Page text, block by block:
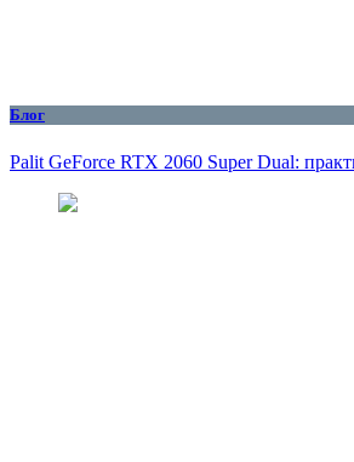
Блог
Palit GeForce RTX 2060 Super Dual: